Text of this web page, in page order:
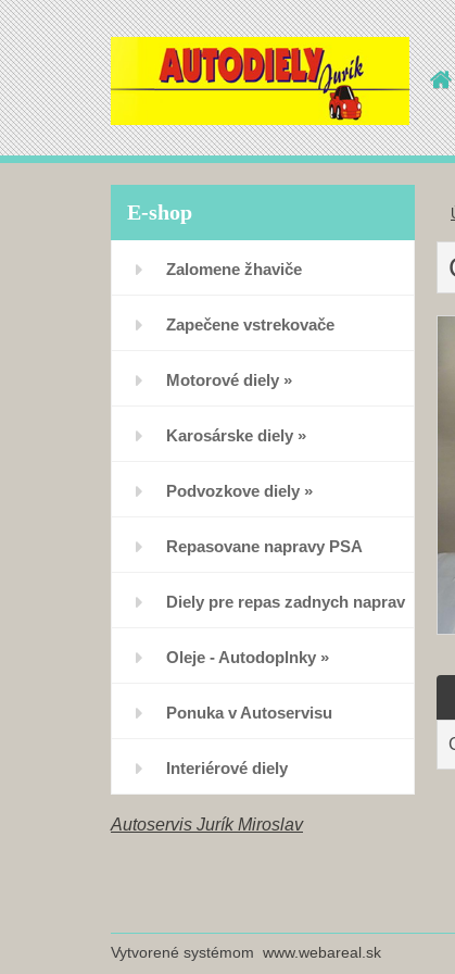
E-shop
Zalomene žhaviče
Zapečene vstrekovače
Motorové diely »
Karosárske diely »
Podvozkove diely »
Repasovane napravy PSA
Diely pre repas zadnych naprav
Oleje - Autodoplnky »
Ponuka v Autoservisu
Interiérové diely
Autoservis Jurík Miroslav
Vytvorené systémom www.webareal.sk